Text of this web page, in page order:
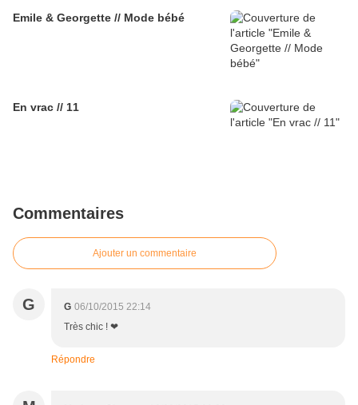
Emile & Georgette // Mode bébé
En vrac // 11
Commentaires
Ajouter un commentaire
G G 06/10/2015 22:14
Très chic ! ❤
Répondre